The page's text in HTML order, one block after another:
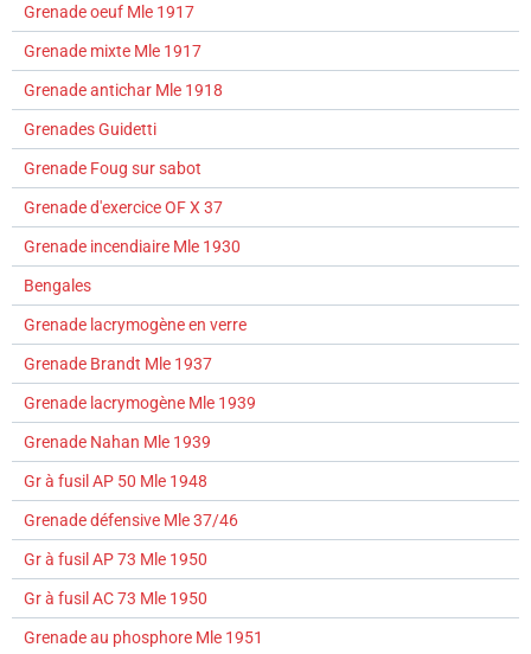
Grenade oeuf Mle 1917
Grenade mixte Mle 1917
Grenade antichar Mle 1918
Grenades Guidetti
Grenade Foug sur sabot
Grenade d'exercice OF X 37
Grenade incendiaire Mle 1930
Bengales
Grenade lacrymogène en verre
Grenade Brandt Mle 1937
Grenade lacrymogène Mle 1939
Grenade Nahan Mle 1939
Gr à fusil AP 50 Mle 1948
Grenade défensive Mle 37/46
Gr à fusil AP 73 Mle 1950
Gr à fusil AC 73 Mle 1950
Grenade au phosphore Mle 1951